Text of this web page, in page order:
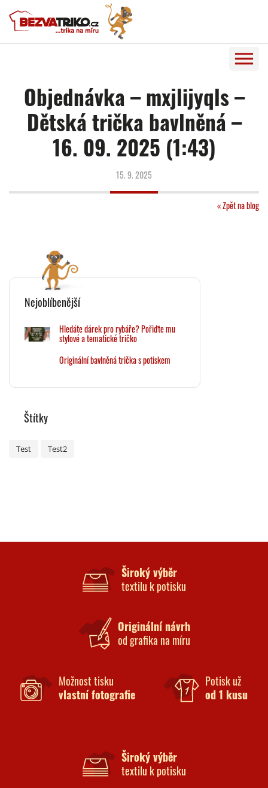
Objednávka – mxjlijyqls –
Dětská trička bavlněná –
16. 09. 2025 (1:43)
15. 9. 2025
« Zpět na blog
Nejoblíbenější
Hledáte dárek pro rybáře? Pořiďte mu
stylové a tematické tričko
Originální bavlněná trička s potiskem
Štítky
Test Test2
Široký výběr
textilu k potisku
Originální návrh
od grafika na míru
Možnost tisku
vlastní fotografie
Potisk už
od 1 kusu
Široký výběr
textilu k potisku